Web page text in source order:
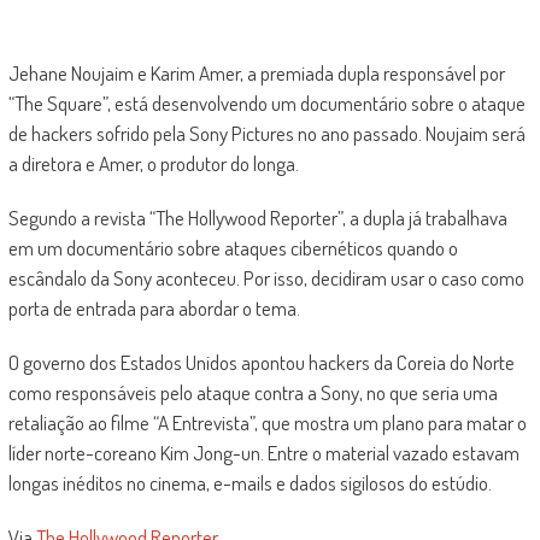
Jehane Noujaim e Karim Amer, a premiada dupla responsável por
“The Square”, está desenvolvendo um documentário sobre o ataque
de hackers sofrido pela Sony Pictures no ano passado. Noujaim será
a diretora e Amer, o produtor do longa.
Segundo a revista “The Hollywood Reporter”, a dupla já trabalhava
em um documentário sobre ataques cibernéticos quando o
escândalo da Sony aconteceu. Por isso, decidiram usar o caso como
porta de entrada para abordar o tema.
O governo dos Estados Unidos apontou hackers da Coreia do Norte
como responsáveis pelo ataque contra a Sony, no que seria uma
retaliação ao filme “A Entrevista”, que mostra um plano para matar o
líder norte-coreano Kim Jong-un. Entre o material vazado estavam
longas inéditos no cinema, e-mails e dados sigilosos do estúdio.